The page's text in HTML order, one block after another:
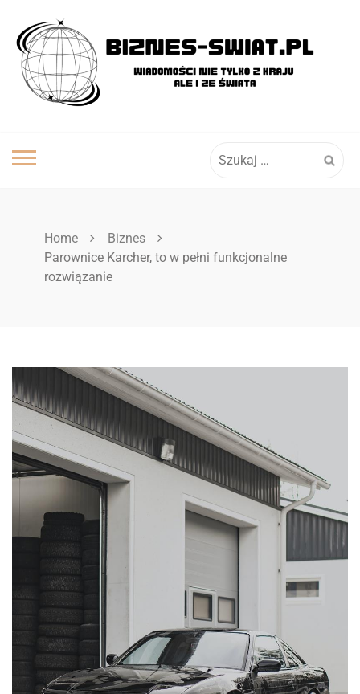
content
Home
Biznes
Parownice Karcher, to w pełni funkcjonalne
rozwiązanie